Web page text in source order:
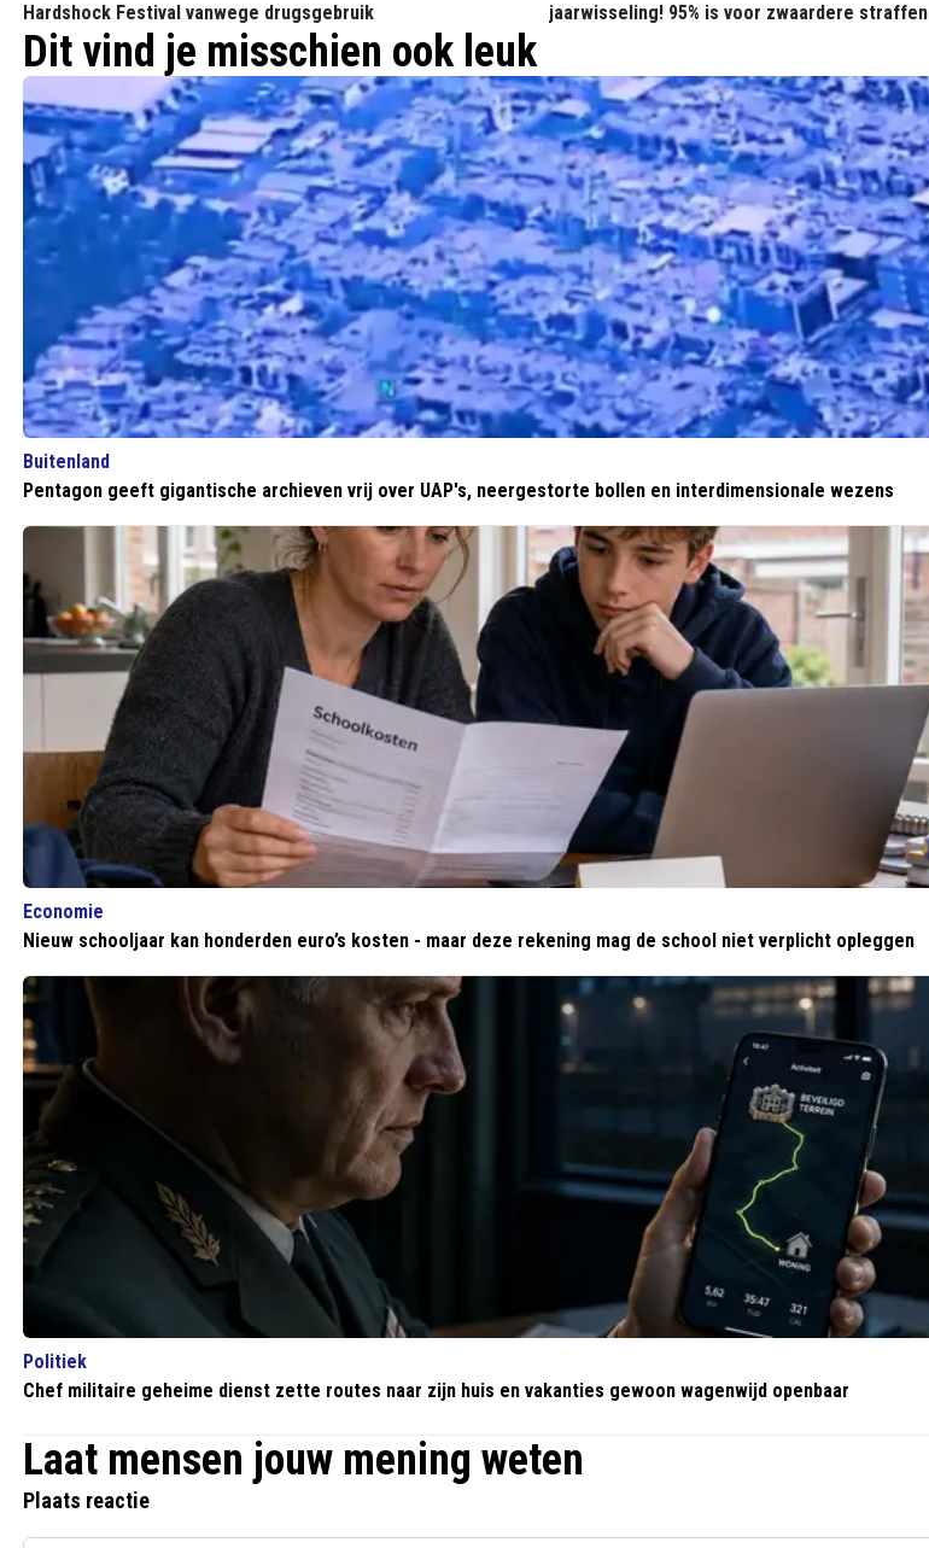
Hardshock Festival vanwege drugsgebruik
jaarwisseling! 95% is voor zwaardere straffen
Dit vind je misschien ook leuk
Buitenland
Pentagon geeft gigantische archieven vrij over UAP's, neergestorte bollen en interdimensionale wezens
Economie
Nieuw schooljaar kan honderden euro’s kosten - maar deze rekening mag de school niet verplicht opleggen
Politiek
Chef militaire geheime dienst zette routes naar zijn huis en vakanties gewoon wagenwijd openbaar
Laat mensen jouw mening weten
Plaats reactie